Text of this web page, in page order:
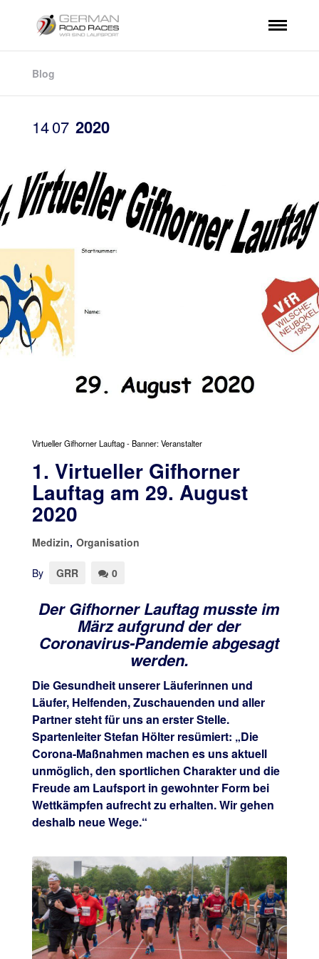
Blog
1407 2020
Virtueller Gifhorner Lauftag - Banner: Veranstalter
1. Virtueller Gifhorner
Lauftag am 29. August
2020
Medizin, Organisation
By GRR 0
Der Gifhorner Lauftag musste im
März aufgrund der der
Coronavirus-Pandemie abgesagt
werden.
Die Gesundheit unserer Läuferinnen und
Läufer, Helfenden, Zuschauenden und aller
Partner stehtfür uns an erster Stelle.
Spartenleiter Stefan Hölter resümiert: „Die
Corona-Maßnahmen machen es uns aktuell
unmöglich, den sportlichen Charakter und die
Freude am Laufsport in gewohnter Form bei
Wettkämpfen aufrecht zu erhalten. Wir gehen
deshalb neue Wege.“